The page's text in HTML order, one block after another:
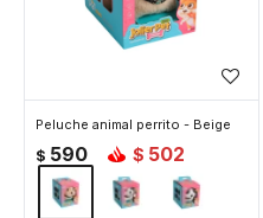
Peluche animal perrito - Beige
$ 590 $ 502